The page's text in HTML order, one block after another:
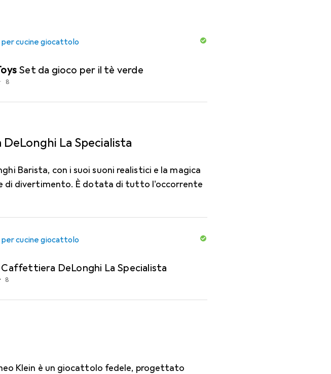
cucine giocattolo
Set da gioco per il tè verde
8
La Specialista
Barista, con i suoi suoni realistici e la magica
di divertimento. È dotata di tutto l'occorrente
cucine giocattolo
Caffettiera DeLonghi La Specialista
8
Klein è un giocattolo fedele, progettato